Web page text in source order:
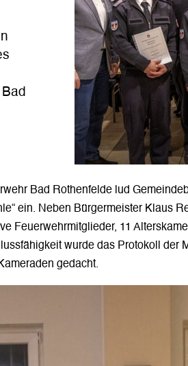
Bad Rothenfelde lud
ein. Neben Bürgermeister Klaus
Feuerwehrmitglieder, 11
wurde das Protokoll der
gedacht.